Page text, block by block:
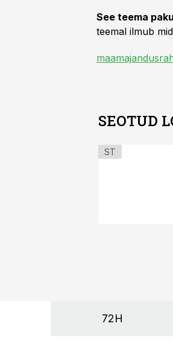
See teema
teemal ilmub
SEOTUD
ST
72H